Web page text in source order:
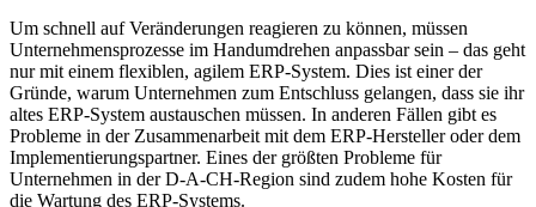
Um schnell auf Veränderungen reagieren zu können, müssen
Unternehmensprozesse im Handumdrehen anpassbar sein – das geht
nur mit einem flexiblen, agilem ERP-System. Dies ist einer der
Gründe, warum Unternehmen zum Entschluss gelangen, dass sie ihr
altes ERP-System austauschen müssen. In anderen Fällen gibt es
Probleme in der Zusammenarbeit mit dem ERP-Hersteller oder dem
Implementierungspartner. Eines der größten Probleme für
Unternehmen in der D-A-CH-Region sind zudem hohe Kosten für
die Wartung des ERP-Systems.